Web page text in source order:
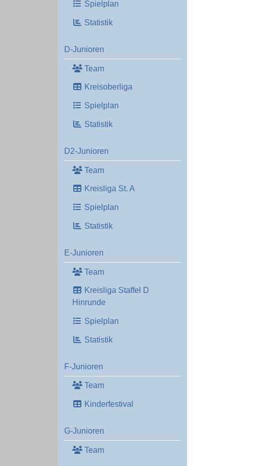
Spielplan
Statistik
D-Junioren
Team
Kreisoberliga
Spielplan
Statistik
D2-Junioren
Team
Kreisliga St. A
Spielplan
Statistik
E-Junioren
Team
Kreisliga Staffel D
Hinrunde
Spielplan
Statistik
F-Junioren
Team
Kinderfestival
G-Junioren
Team